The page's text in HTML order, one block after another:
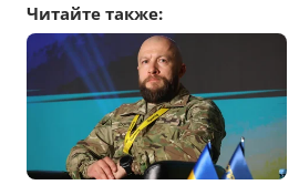
Читайте также: